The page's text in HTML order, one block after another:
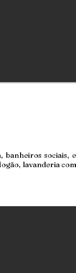
banheiros sociais,
lavanderia